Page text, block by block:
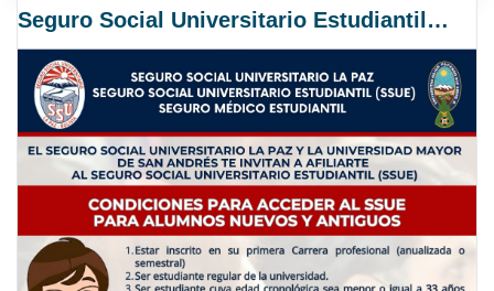
Seguro Social Universitario Estudiantil SSUE